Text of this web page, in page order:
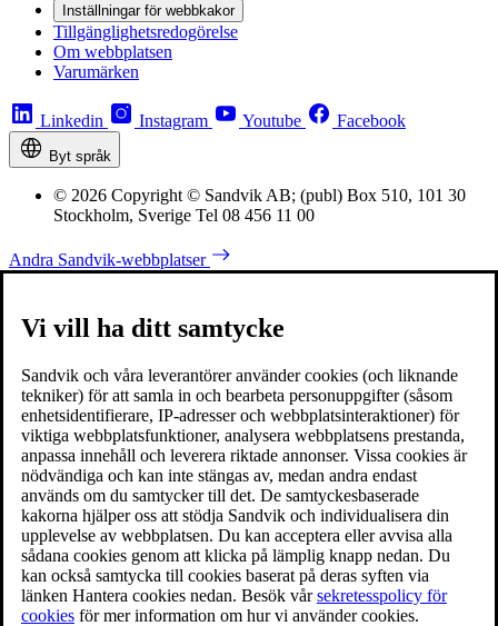
Inställningar för webbkakor
Tillgänglighetsredogörelse
Om webbplatsen
Varumärken
Linkedin Instagram Youtube Facebook
Byt språk
© 2026 Copyright © Sandvik AB; (publ) Box 510, 101 30
Stockholm, Sverige Tel 08 456 11 00
Andra Sandvik-webbplatser
Vi vill ha ditt samtycke
Sandvik och våra leverantörer använder cookies (och liknande
tekniker) för att samla in och bearbeta personuppgifter (såsom
enhetsidentifierare, IP-adresser och webbplatsinteraktioner) för
viktiga webbplatsfunktioner, analysera webbplatsens prestanda,
anpassa innehåll och leverera riktade annonser. Vissa cookies är
nödvändiga och kan inte stängas av, medan andra endast
används om du samtycker till det. De samtyckesbaserade
kakorna hjälper oss att stödja Sandvik och individualisera din
upplevelse av webbplatsen. Du kan acceptera eller avvisa alla
sådana cookies genom att klicka på lämplig knapp nedan. Du
kan också samtycka till cookies baserat på deras syften via
länken Hantera cookies nedan. Besök vårsekretesspolicy för
cookies för mer information om hur vi använder cookies.